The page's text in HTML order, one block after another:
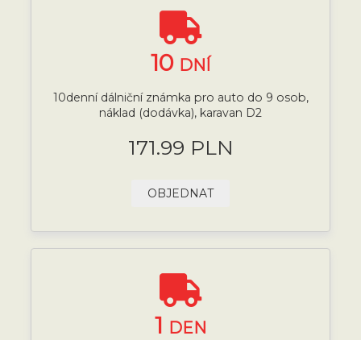
10 DNÍ
10denní dálniční známka pro auto do 9 osob,
náklad (dodávka), karavan D2
171.99 PLN
OBJEDNAT
1 DEN